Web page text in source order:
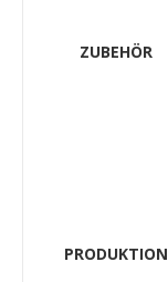
ZUBEHÖR
PRODUKTION